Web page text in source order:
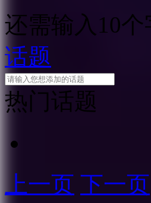
还需输入10个
话题
热门话题
上一页 下一页